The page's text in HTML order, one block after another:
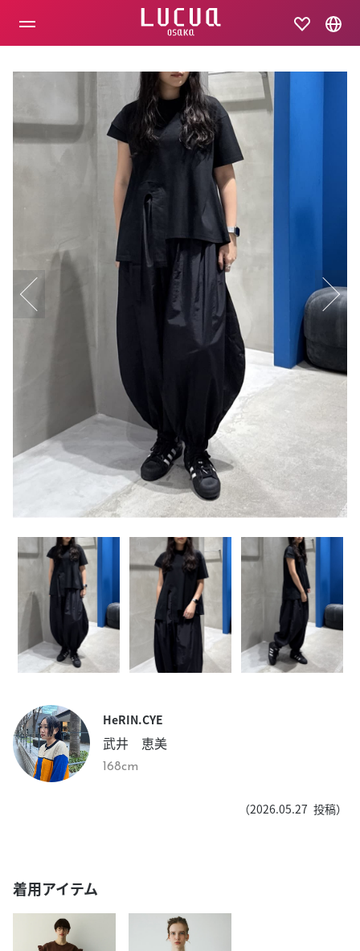
HeRIN.CYE
武井 恵美
168cm
（2026.05.27 投稿）
着用アイテム